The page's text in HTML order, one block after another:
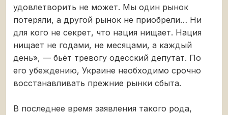
удовлетворить не может. Мы один рынок
потеряли, а другой рынок не приобрели… Ни
для кого не секрет, что нация нищает. Нация
нищает не годами, не месяцами, а каждый
день», — бьёт тревогу одесский депутат. По
его убеждению, Украине необходимо срочно
восстанавливать прежние рынки сбыта.
В последнее время заявления такого рода,